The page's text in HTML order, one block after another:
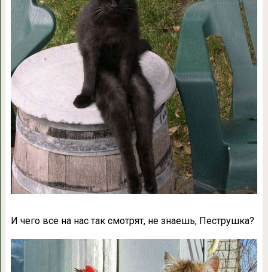
И чего все на нас так смотрят, не знаешь, Пеструшка?